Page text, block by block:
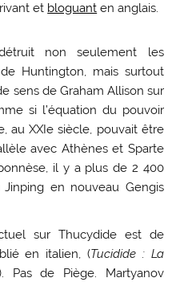
et bloguant en anglais.
non seulement les
Huntington, mais surtout
sens de Graham Allison sur
si l’équation du pouvoir
au XXIe siècle, pouvait être
avec Athènes et Sparte
il y a plus de 2 400
en nouveau Gengis
sur Thucydide est de
en italien, (Tucidide : La
Pas de Piège. Martyanov